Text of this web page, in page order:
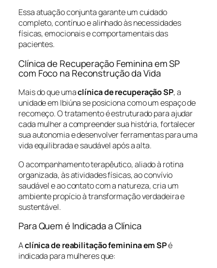
Essa atuação conjunta garante um cuidado
completo, contínuo e alinhado às necessidades
físicas, emocionais e comportamentais das
pacientes.
Clínica de Recuperação Feminina em SP
com Foco na Reconstrução da Vida
Mais do que umaclínica de recuperação SP, a
unidade em Ibiúna se posiciona como um espaço de
recomeço. O tratamento é estruturado para ajudar
cada mulher a compreender sua história, fortalecer
sua autonomia e desenvolver ferramentas para uma
vida equilibrada e saudável após a alta.
O acompanhamento terapêutico, aliado à rotina
organizada, às atividades físicas, ao convívio
saudável e ao contato com a natureza, cria um
ambiente propício à transformação verdadeira e
sustentável.
Para Quem é Indicada a Clínica
Aclínica de reabilitação feminina em SPé
indicada para mulheres que: